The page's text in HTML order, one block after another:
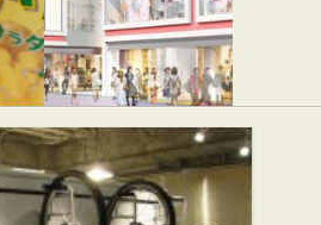
キュート
キューブ